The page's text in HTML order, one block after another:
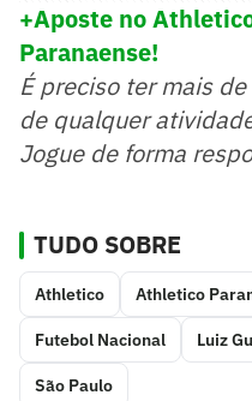
+Aposte no
Paranaense!
É preciso ter mais
de qualquer
Jogue de forma
TUDO SOBRE
Athletico Athletico
Futebol Nacional Luiz
São Paulo